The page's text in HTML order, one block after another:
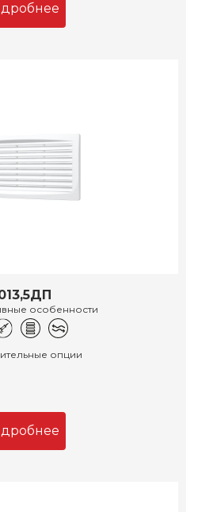
особенности
опции